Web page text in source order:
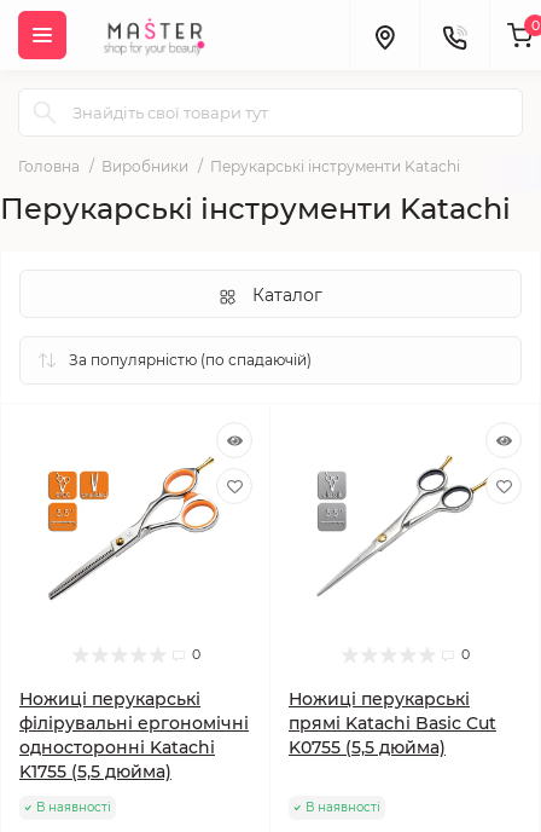
0
Головна Виробники Перукарські інструменти Katachi
Перукарські інструменти Katachi
Каталог
0
Ножиці перукарські
філірувальні ергономічні
односторонні Katachi
K1755 (5,5 дюйма)
В наявності
0
Ножиці перукарські
прямі Katachi Basic Cut
K0755 (5,5 дюйма)
В наявності